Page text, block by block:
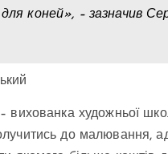
коней», – зазначив
вихованка художньої
до малювання,